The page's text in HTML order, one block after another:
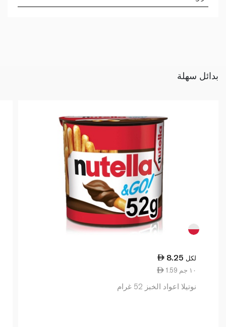
بدائل سهلة
8.25 لكل
1.59 ١٠ جم
نوتيلا اعواد الخبز 52 غرام